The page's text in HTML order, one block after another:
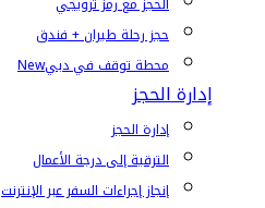
حجز رحلة طيران + فندق
محطة توقف في دبيNew
إدارة الحجز
إدارة الحجز
الترقية إلى درجة الأعمال
إنجاز إجراءات السفر عبر الإنترنت